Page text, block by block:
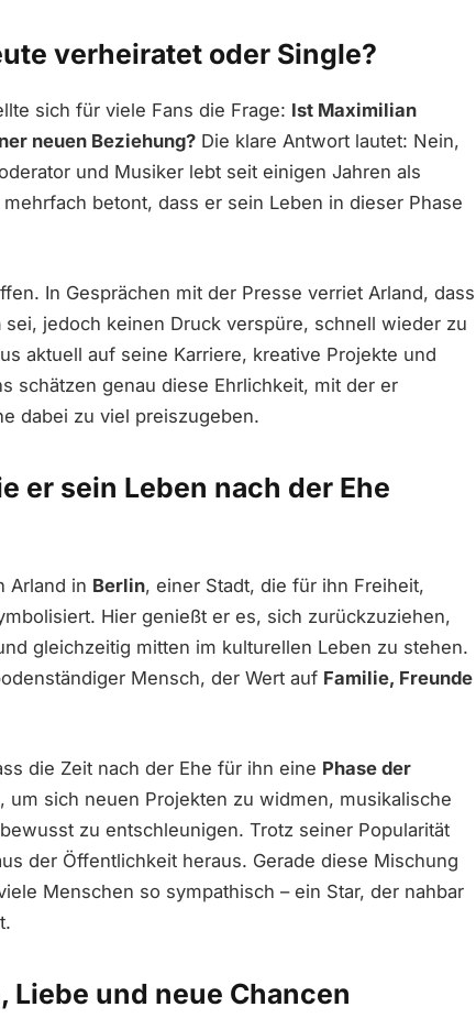
verheiratet oder Single?
sich für viele Fans die Frage: Ist Maximilian
neuen Beziehung? Die klare Antwort lautet: Nein,
und Musiker lebt seit einigen Jahren als
betont, dass er sein Leben in dieser Phase
In Gesprächen mit der Presse verriet Arland, dass
sei, jedoch keinen Druck verspüre, schnell wieder zu
aktuell auf seine Karriere, kreative Projekte und
schätzen genau diese Ehrlichkeit, mit der er
dabei zu viel preiszugeben.
er sein Leben nach der Ehe
Arland in Berlin, einer Stadt, die für ihn Freiheit,
Hier genießt er es, sich zurückzuziehen,
gleichzeitig mitten im kulturellen Leben zu stehen.
Mensch, der Wert auf Familie, Freunde
die Zeit nach der Ehe für ihn eine Phase der
um sich neuen Projekten zu widmen, musikalische
zu entschleunigen. Trotz seiner Popularität
der Öffentlichkeit heraus. Gerade diese Mischung
Menschen so sympathisch – ein Star, der nahbar
und neue Chancen